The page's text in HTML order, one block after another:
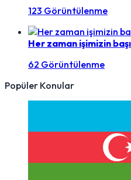
123 Görüntülenme
Her zaman işimizin
62 Görüntülenme
Popüler Konular